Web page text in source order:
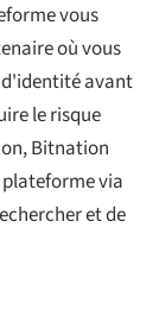
vous
où vous
avant
le risque
Bitnation
via
et de